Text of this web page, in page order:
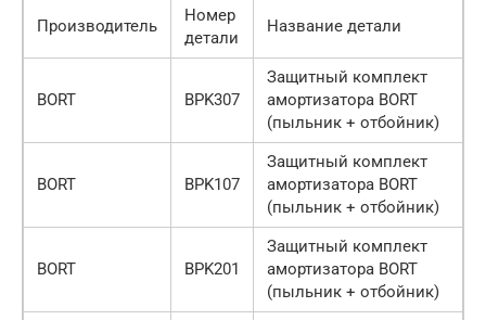
Производитель
Номер
детали
Название детали
BORT BPK307
Защитный комплект
амортизатора BORT
(пыльник + отбойник)
BORT BPK107
Защитный комплект
амортизатора BORT
(пыльник + отбойник)
BORT BPK201
Защитный комплект
амортизатора BORT
(пыльник + отбойник)